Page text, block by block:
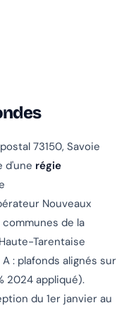
73150, Savoie
d'une régie
Nouveaux
de la
Tarentaise
: plafonds alignés sur
2024 appliqué).
du 1er janvier au